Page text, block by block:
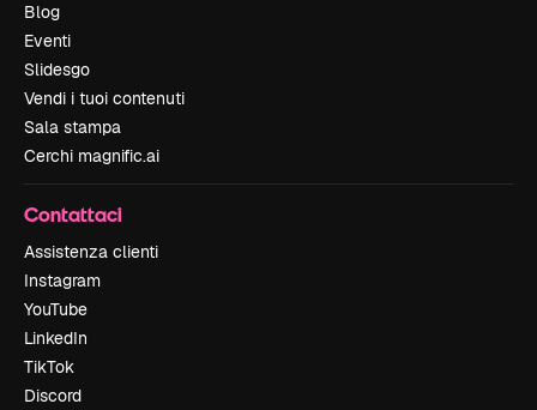
Blog
Eventi
Slidesgo
Vendi i tuoi contenuti
Sala stampa
Cerchi magnific.ai
Contattaci
Assistenza clienti
Instagram
YouTube
LinkedIn
TikTok
Discord